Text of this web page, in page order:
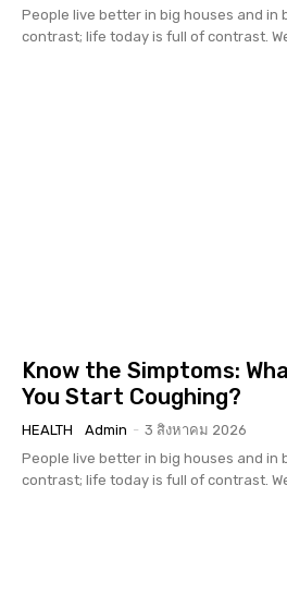
People live better in big houses and in
contrast; life today is full of contrast.
Know the Simptoms:
You Start Coughing?
HEALTH Admin - 3 สิงหาคม 2026
People live better in big houses and in
contrast; life today is full of contrast.